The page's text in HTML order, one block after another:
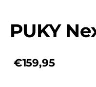
PUKY
€159,95